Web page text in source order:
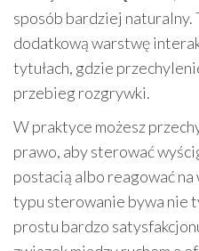
sposób bardziej
dodatkową warstwę
tytułach, gdzie
przebieg rozgrywki.
W praktyce możesz
prawo, aby sterować
postacią albo reagować
typu sterowanie bywa nie
prostu bardzo